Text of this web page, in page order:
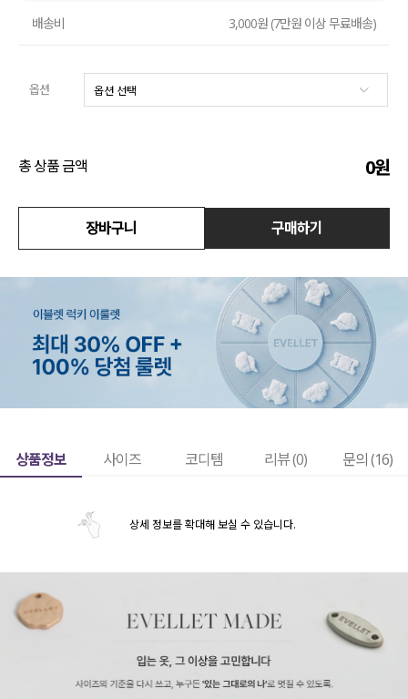
코디템
배송비 3,000원 (7만원 이상 무료배송)
옵션
총 상품 금액 0원
장바구니 구매하기
상품정보 사이즈 코디템 리뷰 (0) 문의 (16)
상세 정보를 확대해 보실 수 있습니다.